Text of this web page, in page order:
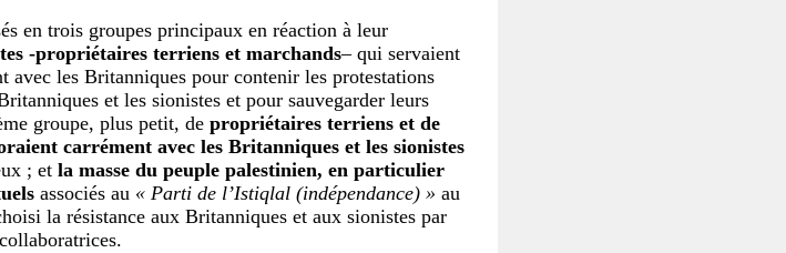
en trois groupes principaux en réaction à leur
-propriétaires terriens et marchands– qui servaient
avec les Britanniques pour contenir les protestations
et les sionistes et pour sauvegarder leurs
groupe, plus petit, de propriétaires terriens et de
carrément avec les Britanniques et les sionistes
; et la masse du peuple palestinien, en particulier
associés au « Parti de l’Istiqlal (indépendance) » au
la résistance aux Britanniques et aux sionistes par